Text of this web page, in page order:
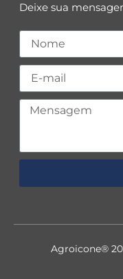
Deixe sua
Agroicone®